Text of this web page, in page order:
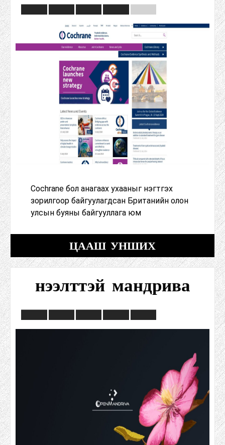
Cochrane бол анагаах ухааныг нэгтгэх
зорилгоор байгуулагдсан Британийн олон
улсын буяны байгууллага юм
ЦААШ УНШИХ
нээлттэй мандрива